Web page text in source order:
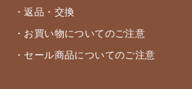
・返品・交換
・お買い物についてのご注意
・セール商品についてのご注意